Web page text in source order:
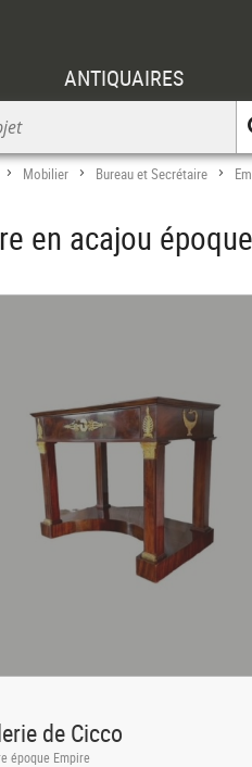
ANTIQUAIRES
> Mobilier > Bureau et Secrétaire >
en acajou
de Cicco
époque Empire